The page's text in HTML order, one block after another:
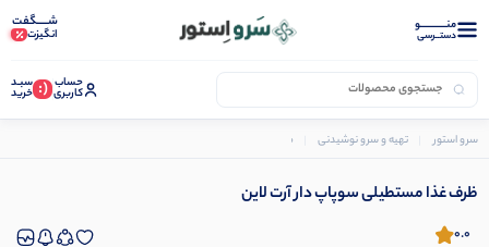
منــــــــــــو
دستــرسی
شـــــگفت
انگیزت
حساب
کاربری (: سبـد
خرید
سرو استور تهیه و سرو نوشیدنی ظرف غذا ملزومات
ظرف غذا مستطیلی سوپاپ دار آرت لاین
0.0